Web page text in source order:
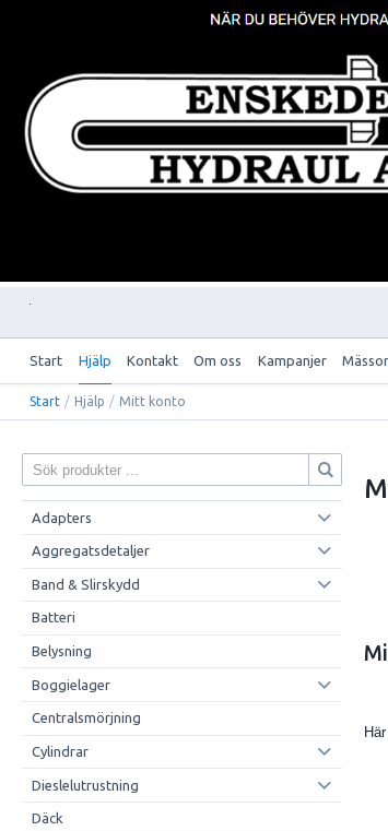
Start Hjälp Kontakt Om oss Kampanjer Mässor
Start / Hjälp / Mitt konto
Adapters
Aggregatsdetaljer
Band & Slirskydd
Batteri
Belysning
Boggielager
Centralsmörjning
Cylindrar
Dieslelutrustning
Däck